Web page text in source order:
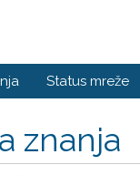
Status mreže
znanja